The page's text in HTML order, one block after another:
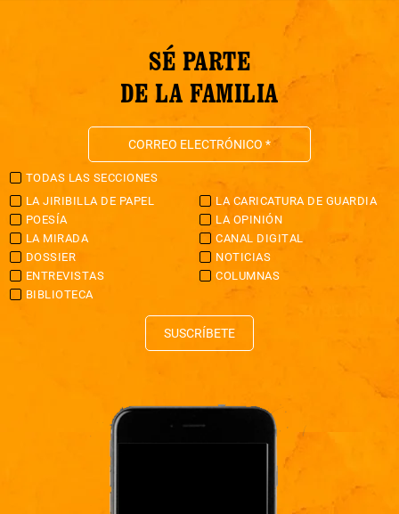
SÉ PARTE
DE LA FAMILIA
TODAS LAS SECCIONES
LA JIRIBILLA DE PAPEL
LA CARICATURA DE GUARDIA
POESÍA
LA OPINIÓN
LA MIRADA
CANAL DIGITAL
DOSSIER
NOTICIAS
ENTREVISTAS
COLUMNAS
BIBLIOTECA
SUSCRÍBETE